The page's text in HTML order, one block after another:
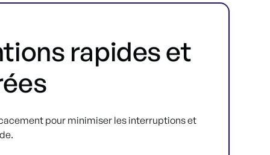
rapides et
pour minimiser les interruptions et